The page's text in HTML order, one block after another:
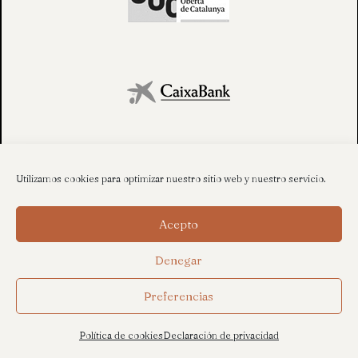
Utilizamos cookies para optimizar nuestro sitio web y nuestro servicio.
Acepto
Denegar
Preferencias
Política de cookiesDeclaración de privacidad